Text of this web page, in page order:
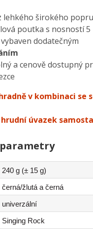
lehkého širokého
poutka s nosností 5
dodatečným
a cenově dostupný
v kombinaci se
úvazek
240 g (± 15 g)
černá/žlutá a černá
univerzální
Singing Rock